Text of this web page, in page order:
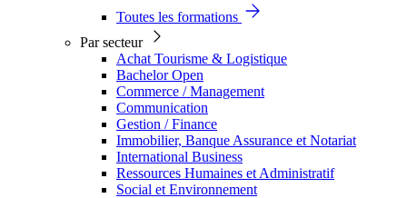
Toutes les formations
Par secteur
Achat Tourisme & Logistique
Bachelor Open
Commerce / Management
Communication
Gestion / Finance
Immobilier, Banque Assurance et Notariat
International Business
Ressources Humaines et Administratif
Social et Environnement